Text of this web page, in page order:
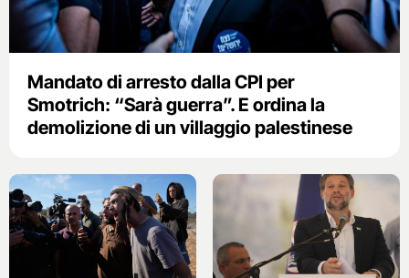
Mandato di arresto dalla CPI per
Smotrich: “Sarà guerra”. E ordina la
demolizione di un villaggio palestinese